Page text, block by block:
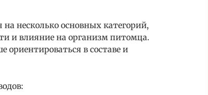
несколько основных категорий,
и влияние на организм питомца.
в составе и